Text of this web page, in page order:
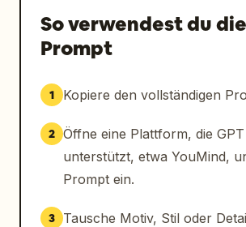
So verwendest du
Prompt
1 Kopiere den vollständigen
2 Öffne eine Plattform, die
unterstützt, etwa YouMind,
Prompt ein.
3
Tausche Motiv, Stil oder